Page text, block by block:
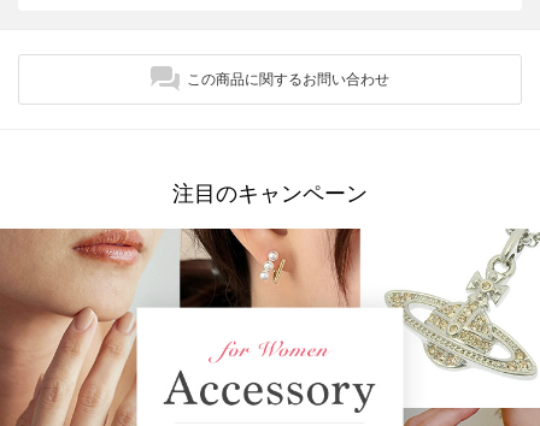
この商品に関するお問い合わせ
注目のキャンペーン